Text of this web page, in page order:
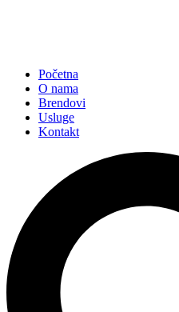
Početna
O nama
Brendovi
Usluge
Kontakt